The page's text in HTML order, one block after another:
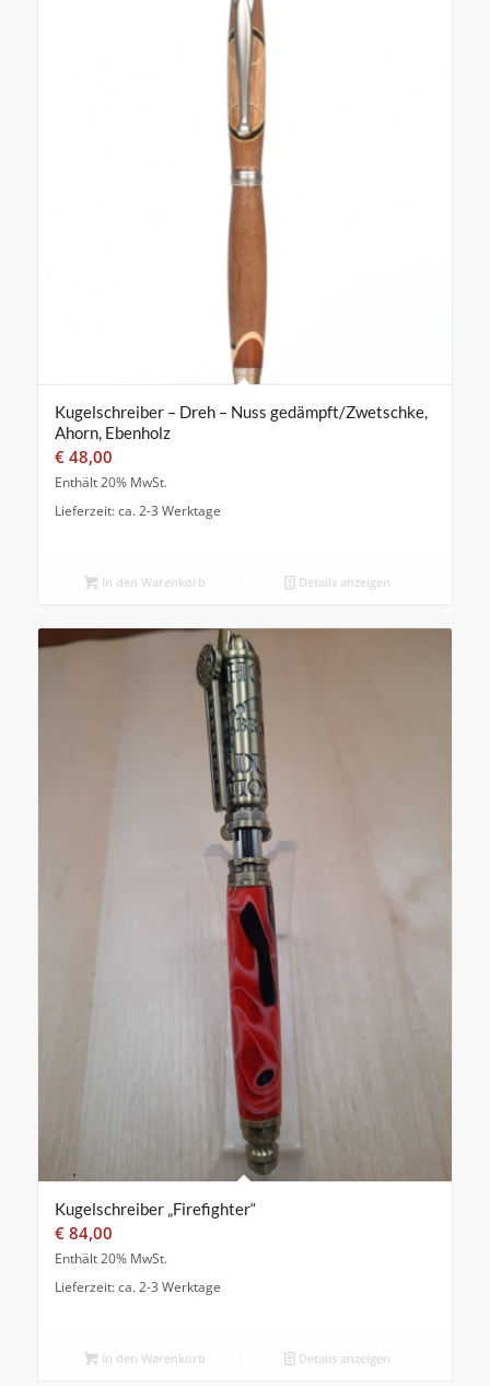
Kugelschreiber – Dreh – Nuss gedämpft/Zwetschke,
Ahorn, Ebenholz
€48,00
Enthält 20% MwSt.
Lieferzeit: ca. 2-3 Werktage
In den Warenkorb Details anzeigen
Kugelschreiber „Firefighter“
€84,00
Enthält 20% MwSt.
Lieferzeit: ca. 2-3 Werktage
In den Warenkorb Details anzeigen